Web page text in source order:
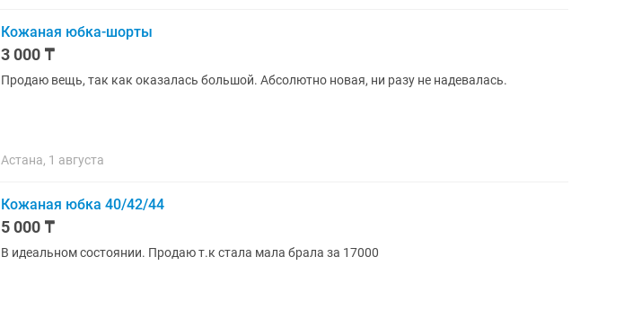
Кожаная юбка-шорты
3 000 ₸
Продаю вещь, так как оказалась большой. Абсолютно новая, ни разу не надевалась.
Астана, 1 августа
Кожаная юбка 40/42/44
5 000 ₸
В идеальном состоянии. Продаю т.к стала мала брала за 17000